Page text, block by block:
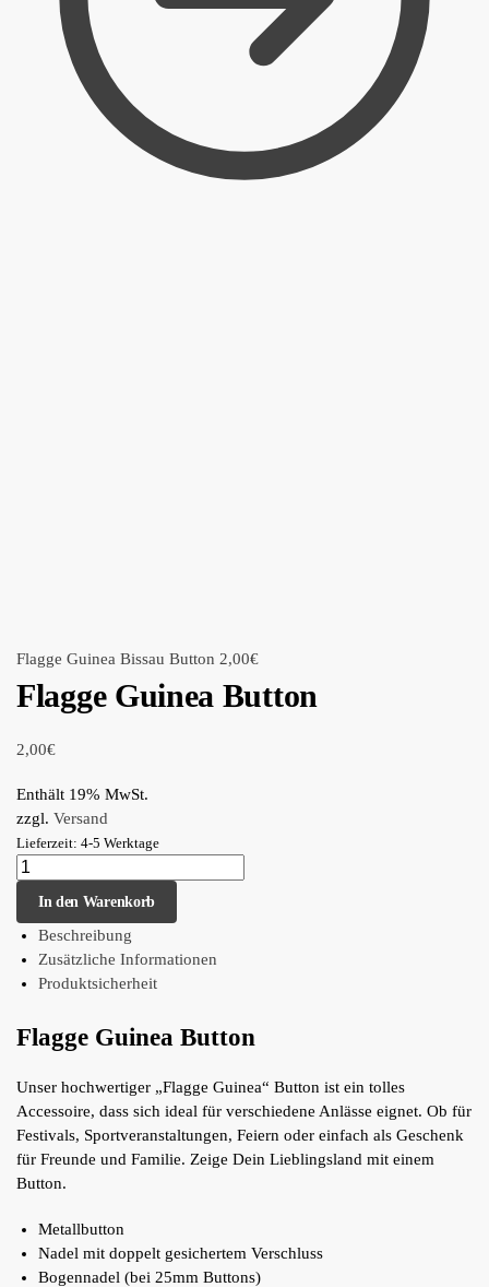
Flagge Guinea Bissau Button 2,00€
Flagge Guinea Button
2,00€
Enthält 19% MwSt.
zzgl. Versand
Lieferzeit: 4-5 Werktage
In den Warenkorb
Beschreibung
Zusätzliche Informationen
Produktsicherheit
Flagge Guinea Button
Unser hochwertiger „Flagge Guinea“ Button ist ein tolles
Accessoire, dass sich ideal für verschiedene Anlässe eignet. Ob für
Festivals, Sportveranstaltungen, Feiern oder einfach als Geschenk
für Freunde und Familie. Zeige Dein Lieblingsland mit einem
Button.
Metallbutton
Nadel mit doppelt gesichertem Verschluss
Bogennadel (bei 25mm Buttons)